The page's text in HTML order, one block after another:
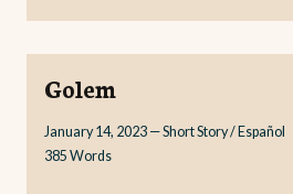
Golem
January 14, 2023 —Short Story / Español
385 Words